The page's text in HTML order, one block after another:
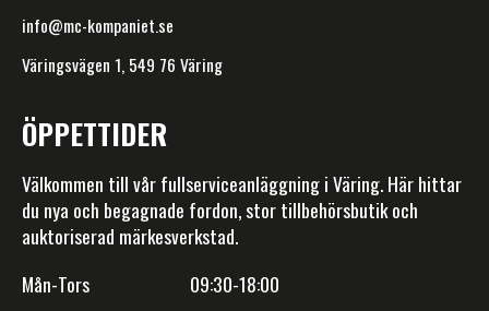
info@mc-kompaniet.se
Väringsvägen 1, 549 76 Väring
ÖPPETTIDER
Välkommen till vår fullserviceanläggning i Väring. Här hittar
du nya och begagnade fordon, stor tillbehörsbutik och
auktoriserad märkesverkstad.
Mån-Tors 09:30-18:00